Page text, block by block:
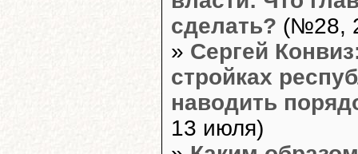
сделать? (№28,
» Сергей
стройках
наводить
13 июля)